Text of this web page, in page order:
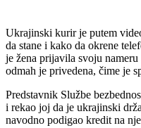
Ukrajinski kurir je putem
da stane i kako da okrene
je žena prijavila svoju
odmah je privedena, čime je
Predstavnik Službe
i rekao joj da je ukrajinski
navodno podigao kredit na